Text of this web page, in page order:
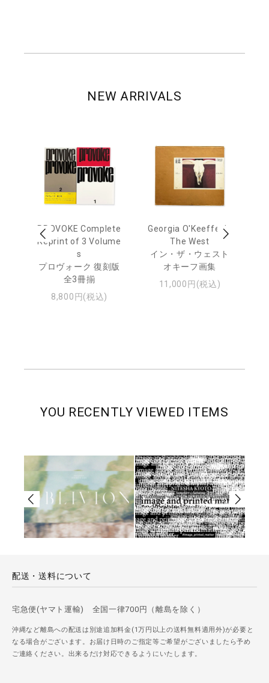
NEW ARRIVALS
PROVOKE Complete
Reprint of 3 Volume
s
プロヴォーク 復刻版
全3冊揃
8,800円(税込)
Georgia O'Keeffe: In
The West
イン・ザ・ウェスト
オキーフ画集
11,000円(税込)
YOU RECENTLY VIEWED ITEMS
配送・送料について
宅急便(ヤマト運輸) 全国一律700円（離島を除く）
沖縄など離島への配送は別途追加料金(1万円以上の送料無料適用外)が必要と
なる場合がございます。お届け日時のご指定等ご希望がございましたら予め
ご連絡ください。出来るだけ対応できるようにいたします。